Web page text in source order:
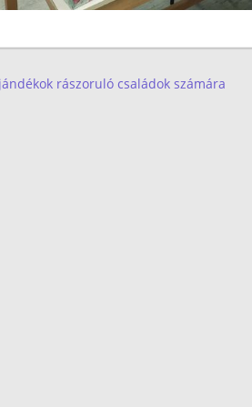
rászoruló családok számára